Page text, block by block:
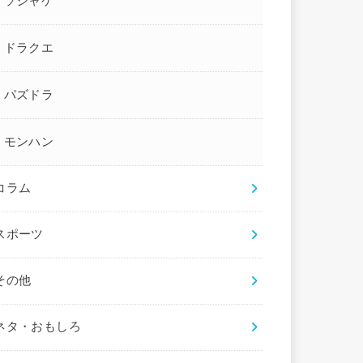
ドラクエ
パズドラ
モンハン
ラム
ポーツ
の他
タ・おもしろ